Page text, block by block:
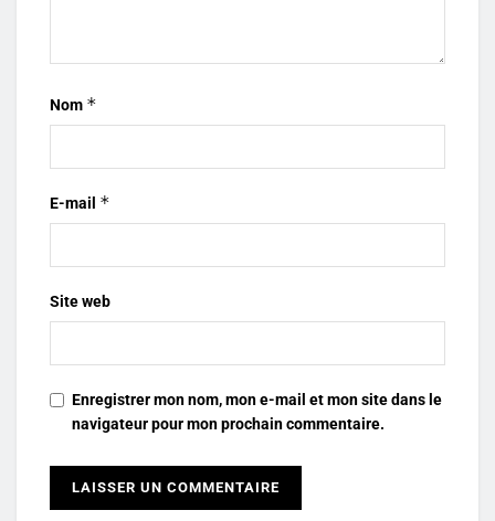
Nom *
E-mail *
Site web
Enregistrer mon nom, mon e-mail et mon site dans le
navigateur pour mon prochain commentaire.